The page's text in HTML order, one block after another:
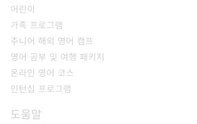
어린이
가족 프로그램
주니어 해외 영어 캠프
영어 공부 및 여행 패키지
온라인 영어 코스
인턴십 프로그램
도움말